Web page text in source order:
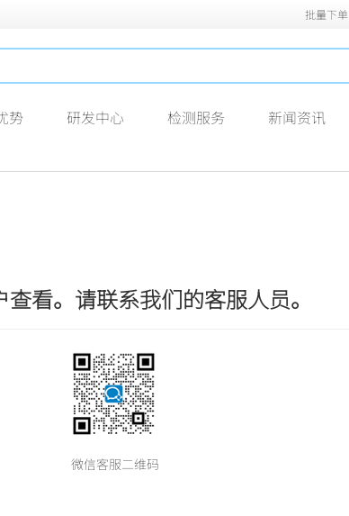
批量下单
势 研发中心 检测服务 新闻资讯
看。请联系我们的客服人员。
微信客服二维码